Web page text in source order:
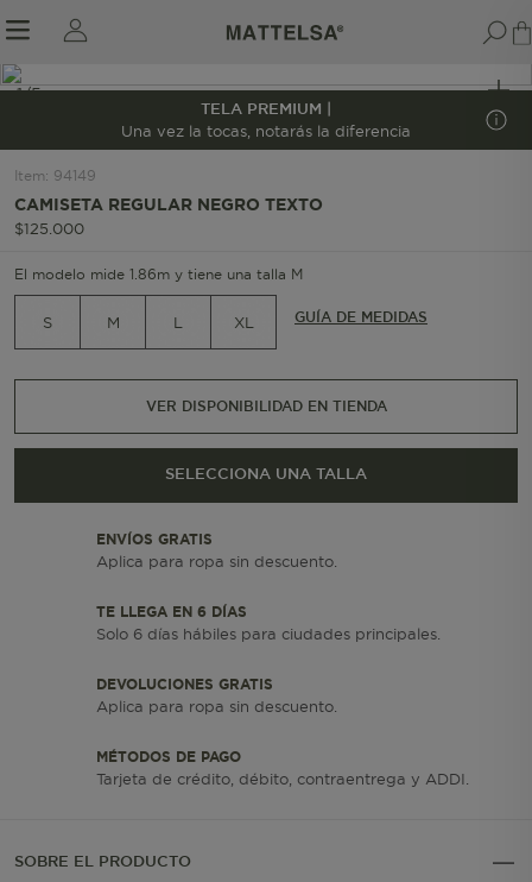
submenu
1/5
TELA PREMIUM |
Una vez la tocas, notarás la diferencia
Item: 94149
CAMISETA REGULAR NEGRO TEXTO
$125 000
El modelo mide 1.86m y tiene una talla M
S M L XL GUÍA DE MEDIDAS
VER DISPONIBILIDAD EN TIENDA
SELECCIONA UNA TALLA
ENVÍOS GRATIS
Aplica para ropa sin descuento.
TE LLEGA EN 6 DÍAS
Solo 6 días hábiles para ciudades principales.
DEVOLUCIONES GRATIS
Aplica para ropa sin descuento.
MÉTODOS DE PAGO
Tarjeta de crédito, débito, contraentrega y ADDI.
SOBRE EL PRODUCTO